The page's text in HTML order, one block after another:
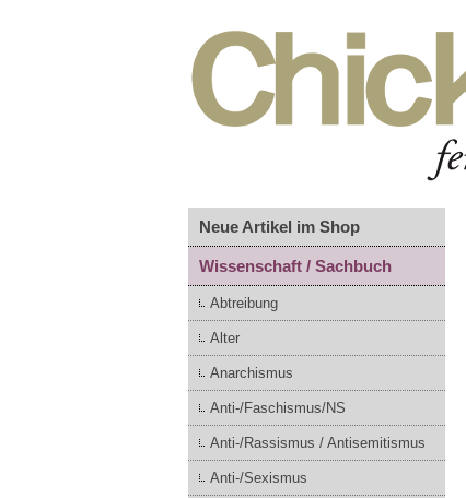
Neue Artikel im Shop
Wissenschaft / Sachbuch
Abtreibung
Alter
Anarchismus
Anti-/Faschismus/NS
Anti-/Rassismus / Antisemitismus
Anti-/Sexismus